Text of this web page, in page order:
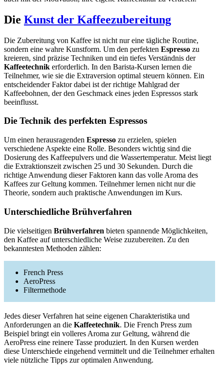
Die Kunst der Kaffeezubereitung
Die Zubereitung von Kaffee ist nicht nur eine tägliche Routine,
sondern eine wahre Kunstform. Um den perfekten Espresso zu
kreieren, sind präzise Techniken und ein tiefes Verständnis der
Kaffeetechnik erforderlich. In den Barista-Kursen lernen die
Teilnehmer, wie sie die Extraversion optimal steuern können. Ein
entscheidender Faktor dabei ist der richtige Mahlgrad der
Kaffeebohnen, der den Geschmack eines jeden Espressos stark
beeinflusst.
Die Technik des perfekten Espressos
Um einen herausragenden Espresso zu erzielen, spielen
verschiedene Aspekte eine Rolle. Besonders wichtig sind die
Dosierung des Kaffeepulvers und die Wassertemperatur. Meist liegt
die Extraktionszeit zwischen 25 und 30 Sekunden. Durch die
richtige Anwendung dieser Faktoren kann das volle Aroma des
Kaffees zur Geltung kommen. Teilnehmer lernen nicht nur die
Theorie, sondern auch praktische Anwendungen im Kurs.
Unterschiedliche Brühverfahren
Die vielseitigen Brühverfahren bieten spannende Möglichkeiten,
den Kaffee auf unterschiedliche Weise zuzubereiten. Zu den
bekanntesten Methoden zählen:
French Press
AeroPress
Filtermethode
Jedes dieser Verfahren hat seine eigenen Charakteristika und
Anforderungen an die Kaffeetechnik. Die French Press zum
Beispiel bringt ein volleres Aroma zur Geltung, während die
AeroPress eine reinere Tasse produziert. In den Kursen werden
diese Unterschiede eingehend vermittelt und die Teilnehmer erhalten
viele nützliche Tipps zur optimalen Anwendung.